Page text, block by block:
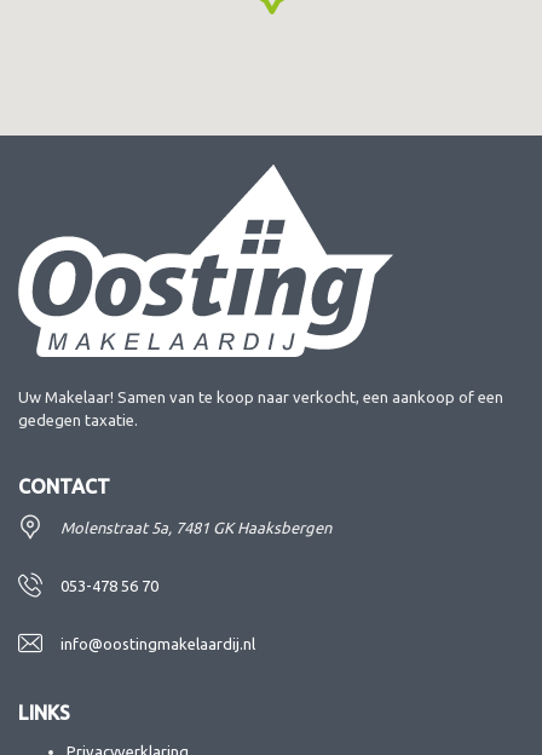
Uw Makelaar! Samen van te koop naar verkocht, een aankoop of een
gedegen taxatie.
CONTACT
Molenstraat 5a, 7481 GK Haaksbergen
053-478 56 70
info@oostingmakelaardij.nl
LINKS
Privacyverklaring